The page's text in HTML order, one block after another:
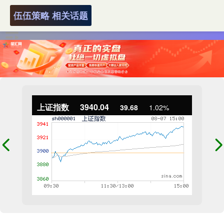
上证指数 3940.04 39.68 1.02%
伍伍策略 相关话题